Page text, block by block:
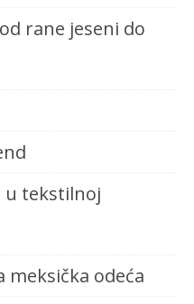
rane jeseni do
u tekstilnoj
odeća